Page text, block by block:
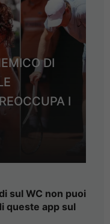
DI
I
sul WC non puoi
queste app sul